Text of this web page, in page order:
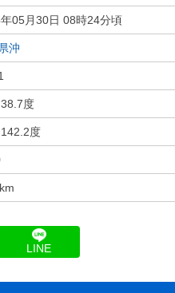
05月30日 08時24分頃
沖
度
度
LINE